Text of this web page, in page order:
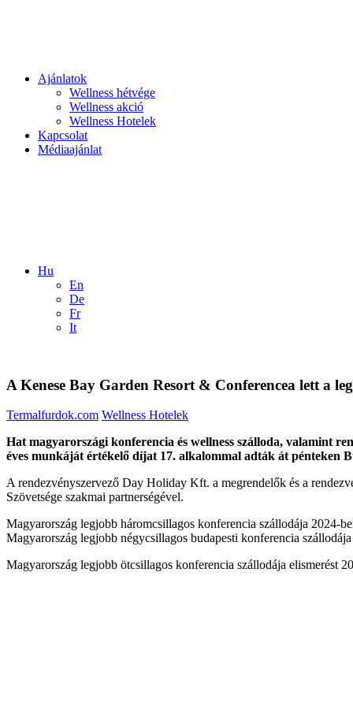
Ajánlatok
Wellness hétvége
Wellness akció
Wellness Hotelek
Kapcsolat
Médiaajánlat
Hu
En
De
Fr
It
A Kenese Bay Garden Resort & Conferencea lett a
Termalfurdok.com Wellness Hotelek
Hat magyarországi konferencia és wellness szálloda, valamint
éves munkáját értékelő díjat 17. alkalommal adták át pénteken
A rendezvényszervező Day Holiday Kft. a megrendelők és a
Szövetsége szakmai partnerségével.
Magyarország legjobb háromcsillagos konferencia szállodája 2024-
Magyarország legjobb négycsillagos budapesti konferencia
Magyarország legjobb ötcsillagos konferencia szállodája elismerést